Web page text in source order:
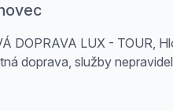
DOPRAVA LUX - TOUR,
doprava, služby